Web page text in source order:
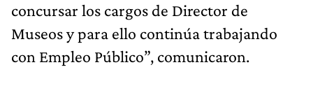
concursar los cargos de Director de
Museos y para ello continúa trabajando
con Empleo Público”, comunicaron.